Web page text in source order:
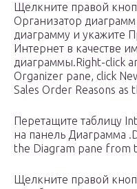
Щелкните правой
Организатор
диаграмму и укажите
Интернет в качестве
диаграммы.Right-click
Organizer pane, click
Sales Order Reasons
Перетащите таблицу
на панель Диаграмма
the Diagram pane from
Щелкните правой